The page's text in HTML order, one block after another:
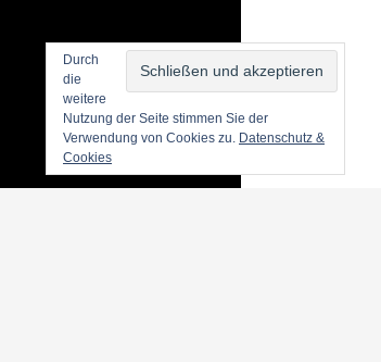
Durch
die
weitere
Nutzung der Seite stimmen Sie der
Verwendung von Cookies zu. Datenschutz &
Cookies